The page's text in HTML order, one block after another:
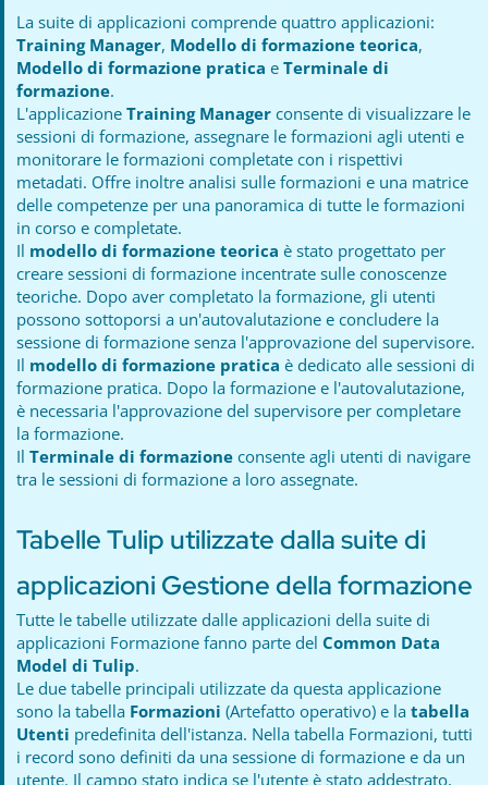
La suite di applicazioni comprende quattro applicazioni:
Training Manager, Modello di formazione teorica,
Modello di formazione pratica eTerminale di
formazione.
L'applicazioneTraining Manager consente di visualizzare le
sessioni di formazione, assegnare le formazioni agli utenti e
monitorare le formazioni completate con i rispettivi
metadati. Offre inoltre analisi sulle formazioni e una matrice
delle competenze per una panoramica di tutte le formazioni
in corso e completate.
Il modello di formazione teorica è stato progettato per
creare sessioni di formazione incentrate sulle conoscenze
teoriche. Dopo aver completato la formazione, gli utenti
possono sottoporsi a un'autovalutazione e concludere la
sessione di formazione senza l'approvazione del supervisore.
Il modello di formazione pratica è dedicato alle sessioni di
formazione pratica. Dopo la formazione e l'autovalutazione,
è necessaria l'approvazione del supervisore per completare
la formazione.
IlTerminale di formazione consente agli utenti di navigare
tra le sessioni di formazione a loro assegnate.
Tabelle Tulip utilizzate dalla suite di
applicazioni Gestione della formazione
Tutte le tabelle utilizzate dalle applicazioni della suite di
applicazioni Formazione fanno parte delCommon Data
Model di Tulip.
Le due tabelle principali utilizzate da questa applicazione
sono la tabella Formazioni (Artefatto operativo) e latabella
Utenti predefinita dell'istanza. Nella tabella Formazioni, tutti
i record sono definiti da una sessione di formazione e da un
utente. Il campo stato indica se l'utente è stato addestrato,